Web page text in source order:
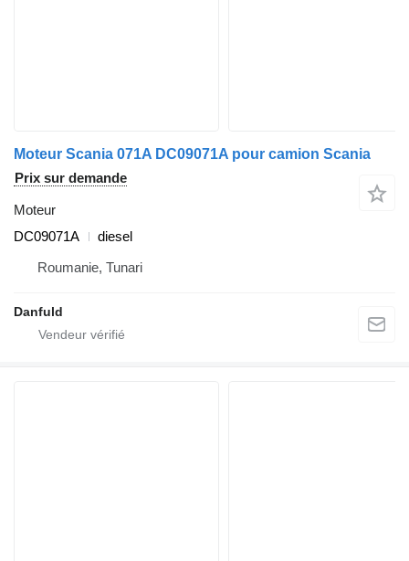
Moteur Scania 071A DC09071A pour camion Scania
Prix sur demande
Moteur
DC09071A
diesel
Roumanie, Tunari
Danfuld